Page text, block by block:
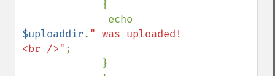
$uploaddir. " was uploaded!
<br />" ;